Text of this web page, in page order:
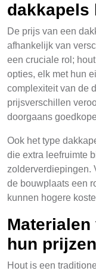
dakkapels
De prijs van een
afhankelijk van
een cruciale rol;
opties, elk met hun
complexiteit van de
prijsverschillen
doorgaans
Ook het type
die extra leefruimte
zolderverdiepingen.
de bouwplaats een
kunnen hogere
hun prijzen
Hout is een